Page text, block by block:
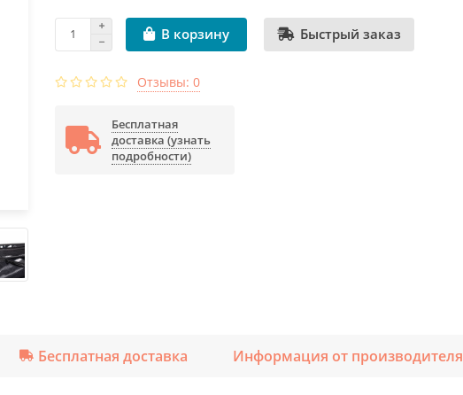
В корзину Быстрый заказ
Отзывы: 0
Бесплатная
доставка (узнать
подробности)
Бесплатная доставка Информация от производителя